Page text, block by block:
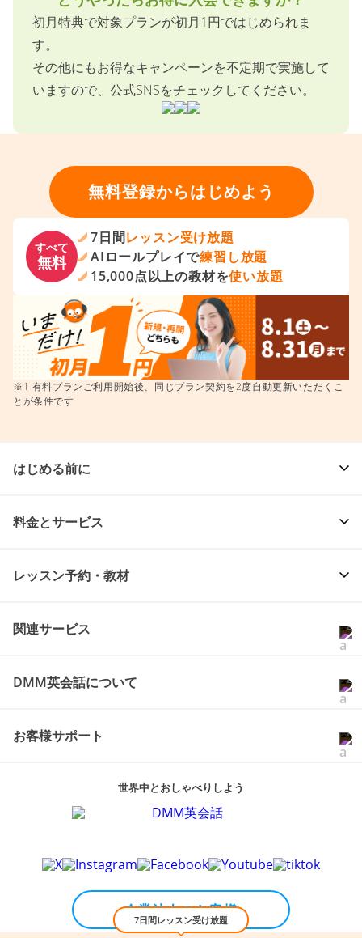
7日間レッスン受け放題
どうやったらお得に入会できますか？
初月特典で対象プランが初月1円ではじめられま
す。
その他にもお得なキャンペーンを不定期で実施して
無料登録からはじめよう
すべて
無料
7日間
レッスン受け放題
AIロールプレイで練習し放題
15,000点以上の教材を使い放題
はじめる前に
料金とサービス
レッスン予約・教材
関連サービス
DMM英会話について